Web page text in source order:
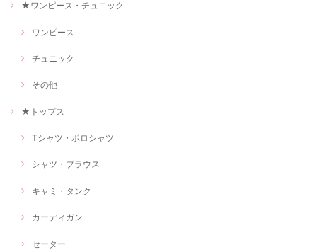
★ワンピース・チュニック
ワンピース
チュニック
その他
★トップス
Tシャツ・ポロシャツ
シャツ・ブラウス
キャミ・タンク
カーディガン
セーター